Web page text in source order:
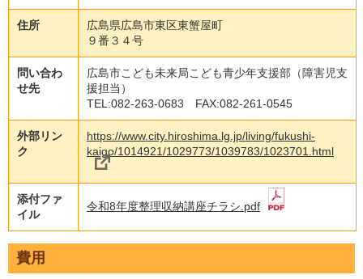
住所
広島県広島市東区東蟹屋町
９番３４号
問い合わ
せ先
広島市こども未来局こども青少年支援部（障害児支
援担当）
TEL:082-263-0683 FAX:082-261-0545
外部リン
ク
https://www.city.hiroshima.lg.jp/living/fukushi-
kaigo/1014921/1029773/1039783/1023701.html
添付ファ
イル
令和8年度整理収納講座チラシ.pdf
費用